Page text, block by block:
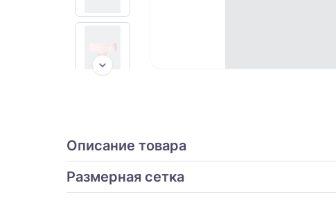
Описание товара
Размерная сетка